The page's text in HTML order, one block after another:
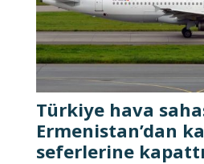
Türkiye hava
Ermenistan’dan
seferlerine kapattı